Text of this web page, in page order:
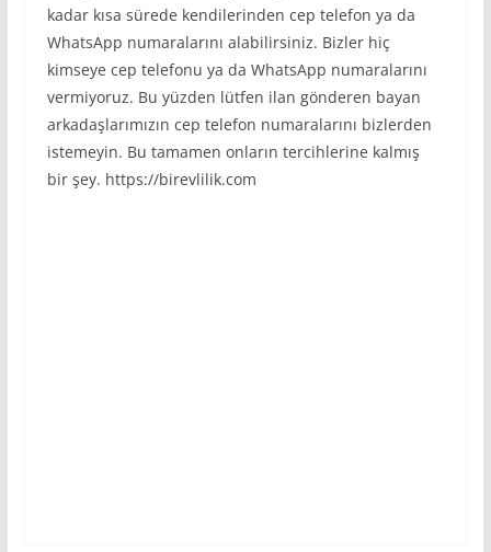
kadar kısa sürede kendilerinden cep telefon ya da
WhatsApp numaralarını alabilirsiniz. Bizler hiç
kimseye cep telefonu ya da WhatsApp numaralarını
vermiyoruz. Bu yüzden lütfen ilan gönderen bayan
arkadaşlarımızın cep telefon numaralarını bizlerden
istemeyin. Bu tamamen onların tercihlerine kalmış
bir şey. https://birevlilik.com